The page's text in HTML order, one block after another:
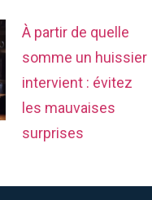
À partir de quelle
somme un huissier
intervient : évitez
les mauvaises
surprises